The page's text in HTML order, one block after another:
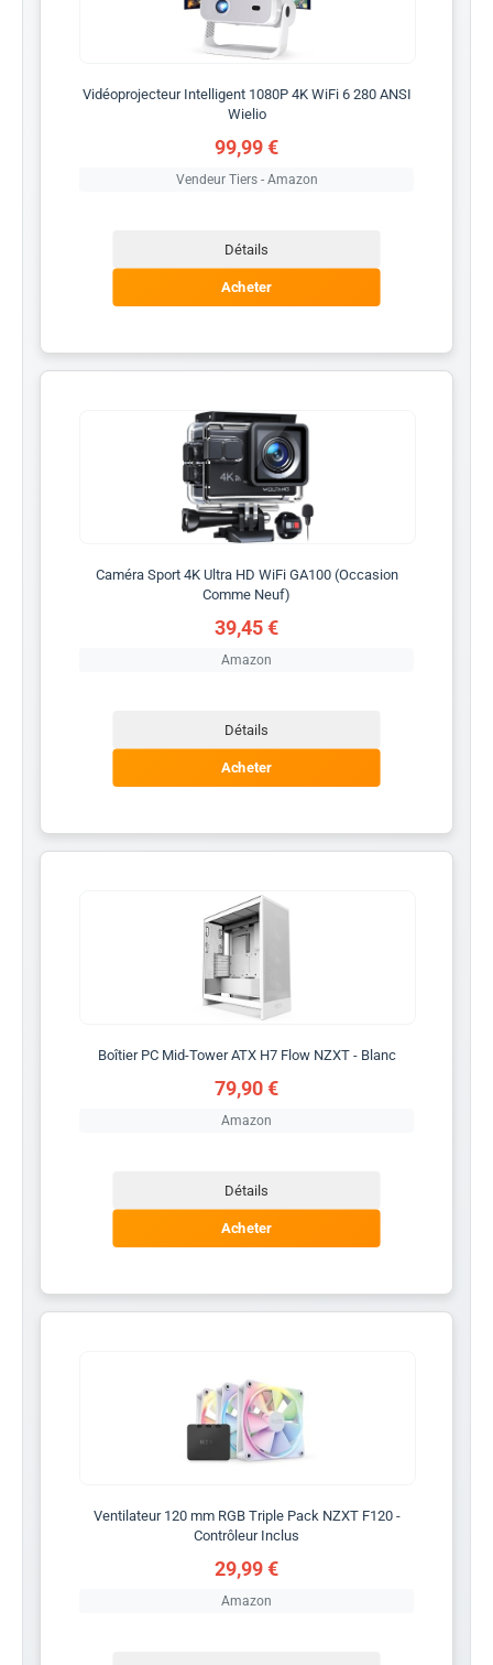
Vidéoprojecteur Intelligent 1080P 4K WiFi 6 280 ANSI
Wielio
99,99 €
Vendeur Tiers - Amazon
Détails
Acheter
Caméra Sport 4K Ultra HD WiFi GA100 (Occasion
Comme Neuf)
39,45 €
Amazon
Détails
Acheter
Boîtier PC Mid-Tower ATX H7 Flow NZXT - Blanc
79,90 €
Amazon
Détails
Acheter
Ventilateur 120 mm RGB Triple Pack NZXT F120 -
Contrôleur Inclus
29,99 €
Amazon